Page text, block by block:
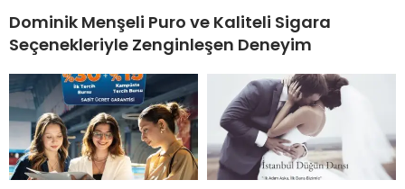
Dominik Menşeli Puro ve Kaliteli Sigara
Seçenekleriyle Zenginleşen Deneyim